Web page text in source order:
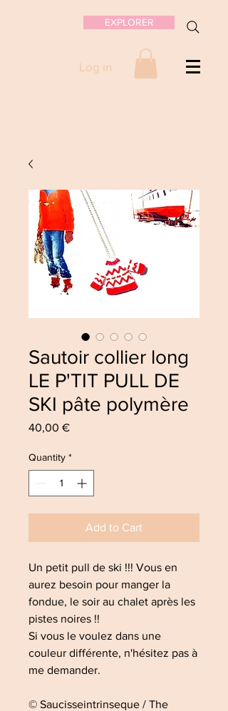
EXPLORER
Log in
Sautoir collier long
LE P'TIT PULL DE
SKI pâte polymère
40,00 €Price
Quantity *
Add to Cart
Un petit pull de ski !!! Vous en
aurez besoin pour manger la
fondue, le soir au chalet après les
pistes noires !!
Si vous le voulez dans une
couleur différente, n'hésitez pas à
me demander.
© Saucisseintrinseque / The